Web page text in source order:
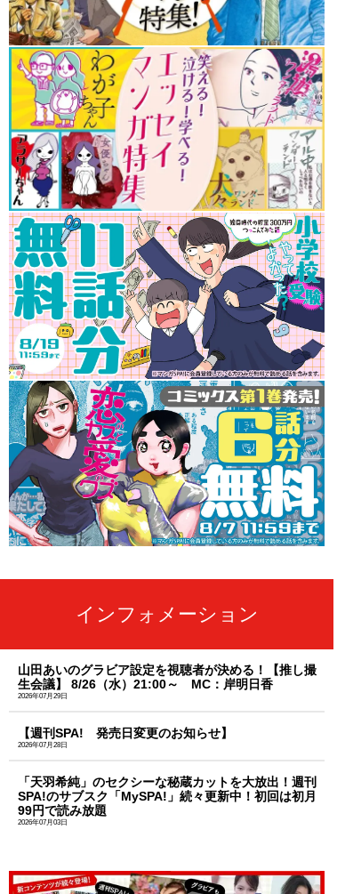
インフォメーション
山田あいのグラビア設定を視聴者が決める！【推し撮
生会議】 8/26（水）21:00～ MC：岸明日香
2026年07月29日
【週刊SPA! 発売日変更のお知らせ】
2026年07月28日
「天羽希純」のセクシーな秘蔵カットを大放出！週刊
SPA!のサブスク「MySPA!」続々更新中！初回は初月
99円で読み放題
2026年07月03日